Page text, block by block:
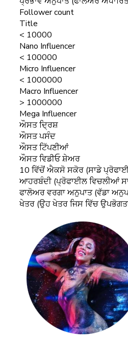
Follower count
Title
< 10000
Nano Influencer
< 100000
Micro Influencer
< 1000000
Macro Influencer
> 1000000
Mega Influencer
ਔਸਤ ਦ੍ਰਿਸ਼
ਔਸਤ ਪਸੰਦ
ਔਸਤ ਟਿੱਪਣੀਆਂ
ਔਸਤ ਵਿਡੀਓ ਸ਼ੇਅਰ
10 ਵਿੱਚੋਂ ਐਕਸੋ ਸਕੋਰ (ਸਾਡੇ
ਆਹਰਬੰਦੀ (ਪ੍ਰੋਫਾਈਲ ਵਿਚਲੀਆਂ
ਫਾਲੋਅਰ ਵਰਗਾ ਅਨੁਪਾਤ (ਵੱਡਾ
ਖੇਤਰ (ਉਹ ਖੇਤਰ ਜਿਸ ਵਿੱਚ